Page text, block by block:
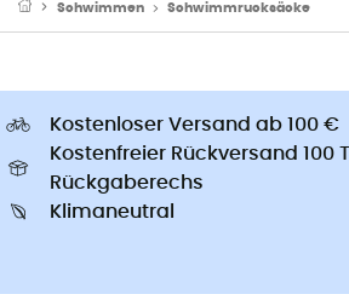
Schwimmen Schwimmrucksäcke
Kostenloser Versand ab 100 €
Kostenfreier Rückversand 100
Rückgaberechs
Klimaneutral